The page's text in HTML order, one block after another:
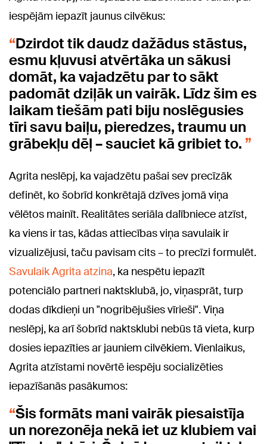
iespējām iepazīt jaunus cilvēkus:
Dzirdot tik daudz dažādus stāstus,
esmu kļuvusi atvērtāka un sākusi
domāt, ka vajadzētu par to sākt
padomāt dziļāk un vairāk. Līdz šim es
laikam tiešām pati biju noslēgusies
tīri savu baiļu, pieredzes, traumu un
grābekļu dēļ – sauciet kā gribiet to.
Agrita neslēpj, ka vajadzētu pašai sev precīzāk
definēt, ko šobrīd konkrētajā dzīves jomā viņa
vēlētos mainīt. Realitātes seriāla dalībniece atzīst,
ka viens ir tas, kādas attiecības viņa savulaik ir
vizualizējusi, taču pavisam cits – to precīzi formulēt.
Savulaik Agrita atzina, ka nespētu iepazīt
potenciālo partneri naktsklubā, jo, viņasprāt, turp
dodas dīkdieņi un "nogribējušies vīrieši". Viņa
neslēpj, ka arī šobrīd naktsklubi nebūs tā vieta, kurp
dosies iepazīties ar jauniem cilvēkiem. Vienlaikus,
Agrita atzīstami novērtē iespēju socializēties
iepazīšanās pasākumos:
Šis formāts mani vairāk piesaistīja
un norezonēja nekā iet uz klubiem vai